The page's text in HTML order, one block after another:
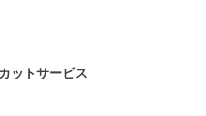
ットサービス